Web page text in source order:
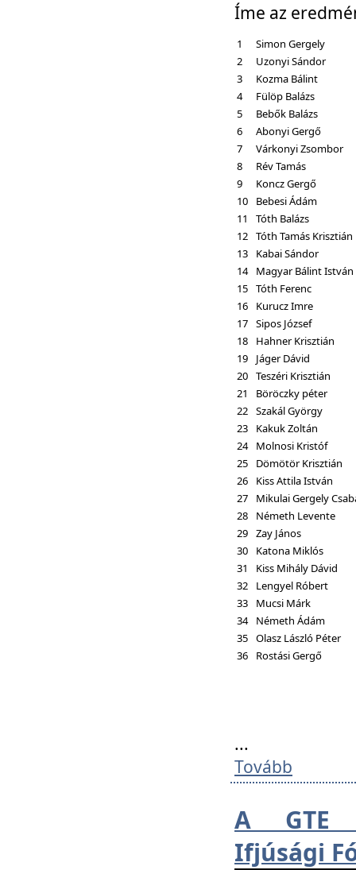
Íme az
1
Simon Gergely
2
Uzonyi Sándor
3
Kozma Bálint
4
Fülöp Balázs
5
Bebők Balázs
6
Abonyi Gergő
7
Várkonyi Zsombor
8
Rév Tamás
9
Koncz Gergő
10
Bebesi Ádám
11
Tóth Balázs
12 Tóth Tamás Krisztián
13
Kabai Sándor
14 Magyar Bálint István
15 Tóth Ferenc
16
Kurucz Imre
17 Sipos József
18
Hahner Krisztián
19
Jáger Dávid
20 Teszéri Krisztián
21
Böröczky péter
22 Szakál György
23
Kakuk Zoltán
24
Molnosi Kristóf
25
Dömötör Krisztián
26
Kiss Attila István
27
Mikulai Gergely
28
Németh Levente
29 Zay János
30
Katona Miklós
31
Kiss Mihály Dávid
32
Lengyel Róbert
33
Mucsi Márk
34
Németh Ádám
35 Olasz László Péter
36
Rostási Gergő
...
Tovább
A GTE
Ifjúsági